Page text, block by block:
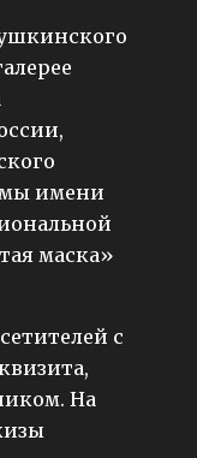
имени
маска»
с
На